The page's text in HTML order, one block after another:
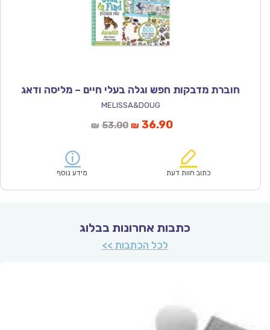
חוברת מדבקות חפש וגלה בעלי חיים – מליסה ודאג
MELISSA&DOUG
₪ 53.00המחיר
₪53.00.
₪ 36.90המחיר
הוא:
כתוב חוות דעת מידע נוסף
כתבות אחרונות בבלוג
לכל הכתבות >>